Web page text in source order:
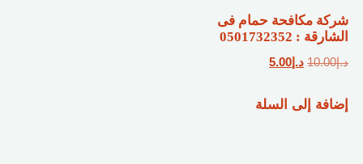
شركة مكافحة حمام فى
الشارقة : 0501732352
د.إ10.00 السعر
هو:
د.إ5.00السعر
هو:
إضافة إلى السلة